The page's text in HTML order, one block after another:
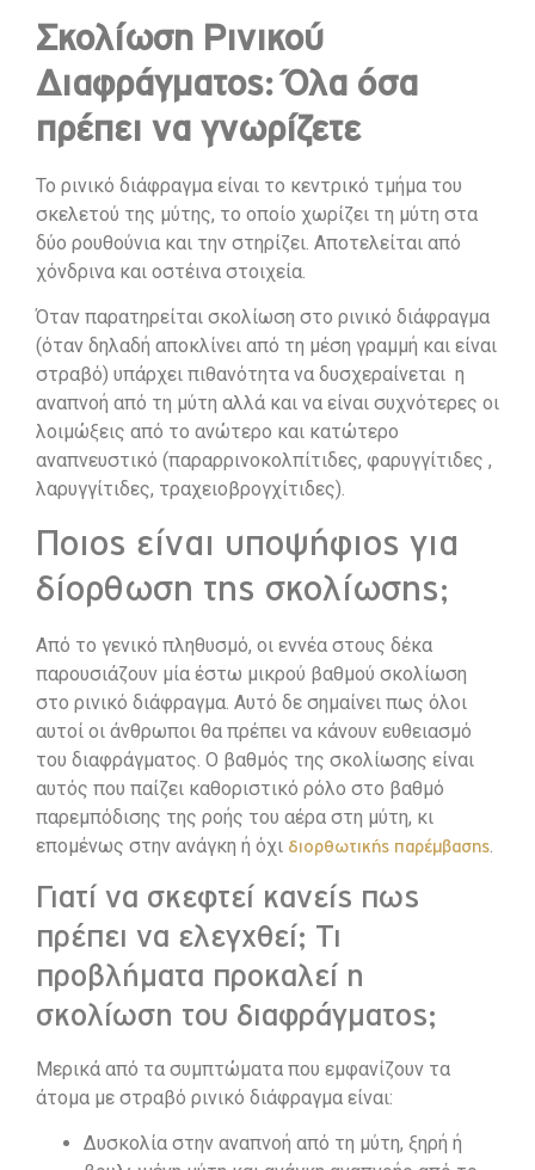
Σκολίωση Ρινικού
Διαφράγματος: Όλα όσα
πρέπει να γνωρίζετε
Το ρινικό διάφραγμα είναι το κεντρικό τμήμα του
σκελετού της μύτης, το οποίο χωρίζει τη μύτη στα
δύο ρουθούνια και την στηρίζει. Αποτελείται από
χόνδρινα και οστέινα στοιχεία.
Όταν παρατηρείται σκολίωση στο ρινικό διάφραγμα
(όταν δηλαδή αποκλίνει από τη μέση γραμμή και είναι
στραβό) υπάρχει πιθανότητα να δυσχεραίνεται η
αναπνοή από τη μύτη αλλά και να είναι συχνότερες οι
λοιμώξεις από το ανώτερο και κατώτερο
αναπνευστικό (παραρρινοκολπίτιδες, φαρυγγίτιδες ,
λαρυγγίτιδες, τραχειοβρογχίτιδες).
Ποιος είναι υποψήφιος για
δίορθωση της σκολίωσης;
Από το γενικό πληθυσμό, οι εννέα στους δέκα
παρουσιάζουν μία έστω μικρού βαθμού σκολίωση
στο ρινικό διάφραγμα. Αυτό δε σημαίνει πως όλοι
αυτοί οι άνθρωποι θα πρέπει να κάνουν ευθειασμό
του διαφράγματος. Ο βαθμός της σκολίωσης είναι
αυτός που παίζει καθοριστικό ρόλο στο βαθμό
παρεμπόδισης της ροής του αέρα στη μύτη, κι
επομένως στην ανάγκη ή όχι διορθωτικής παρέμβασης
Γιατί να σκεφτεί κανείς πως
πρέπει να ελεγχθεί; Τι
προβλήματα προκαλεί η
σκολίωση του διαφράγματος;
Μερικά από τα συμπτώματα που εμφανίζουν τα
άτομα με στραβό ρινικό διάφραγμα είναι:
Δυσκολία στην αναπνοή από τη μύτη, ξηρή ή